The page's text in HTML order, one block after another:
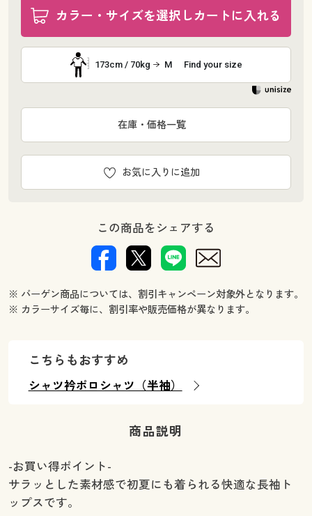
カラー・サイズを選択しカートに入れる
173cm / 70kg M Find your size
お気に入りに追加
在庫・価格一覧
この商品をシェアする
※ バーゲン商品については、割引キャンペーン対象外となります。
※ カラーサイズ毎に、割引率や販売価格が異なります。
こちらもおすすめ
シャツ衿ポロシャツ（半袖）
商品説明
-お買い得ポイント-
サラッとした素材感で初夏にも着られる快適な長袖ト
ップスです。